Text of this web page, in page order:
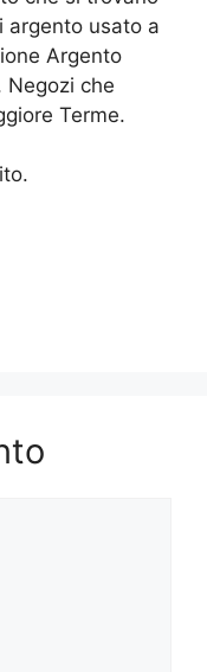
argento usato a
Argento
Negozi che
Terme.